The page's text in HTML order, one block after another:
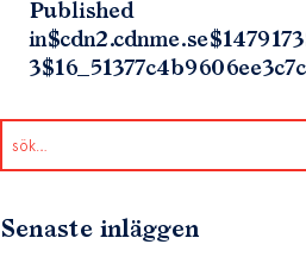
Published
in
Senaste inläggen